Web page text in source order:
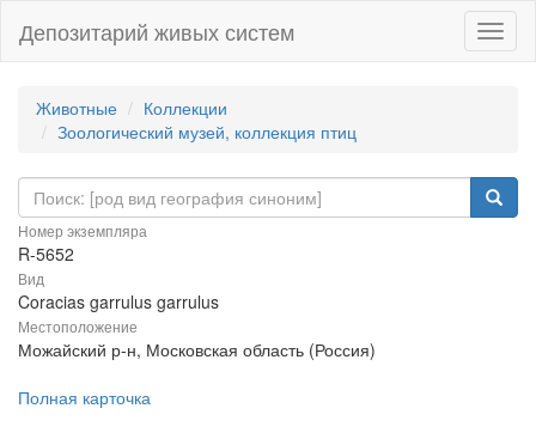
Депозитарий живых систем
Животные
Коллекции
Зоологический музей, коллекция птиц
Номер экземпляра
R-5652
Вид
Coracias garrulus garrulus
Местоположение
Можайский р-н, Московская область (Россия)
Полная карточка